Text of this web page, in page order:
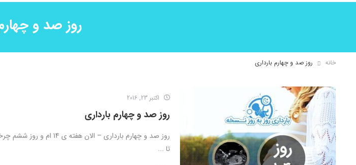
روز صد و
خانه روز صد و چهارم بارداری
اکتبر 23, 2016
روز صد و چهارم بارداری
تا ...